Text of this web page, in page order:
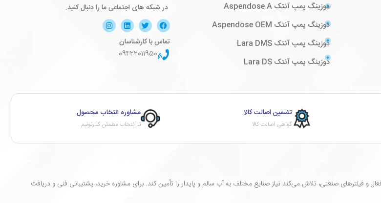
دوزینگ پمپ آنتک Aspendose A
دوزینگ پمپ آنتک Aspendose OEM
دوزینگ پمپ آنتک Lara DMS
دوزینگ پمپ آنتک Lara DS
در شبکه های اجتماعی ما را دنبال کنید.
تماس با کارشناسان
09422011950
تضمین اصالت کالا
گواهی اصالت کالا
مشاوره انتخاب محصول
تا انتخاب مطمئن کنارتونیم
فیلترهای صنعتی، تلاش می‌کند نیاز صنایع مختلف به آب سالم و پایدار را تأمین کند. برای مشاوره خرید، پشتیبانی فنی و دریافت